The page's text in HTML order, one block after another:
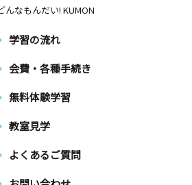
んなもんだい! KUMON
学習の流れ
会費・各種手続き
無料体験学習
教室見学
よくあるご質問